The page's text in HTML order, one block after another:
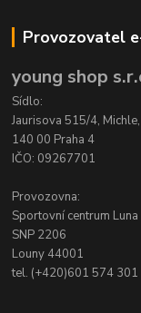
Provozovatel
young shop
Sídlo:
Jaurisova 515/4, Michle,
140 00 Praha 4
IČO: 09267701
Provozovna:
Sportovní centrum Luna
SNP 2206
Louny 44001
tel. (+420)601 574 301